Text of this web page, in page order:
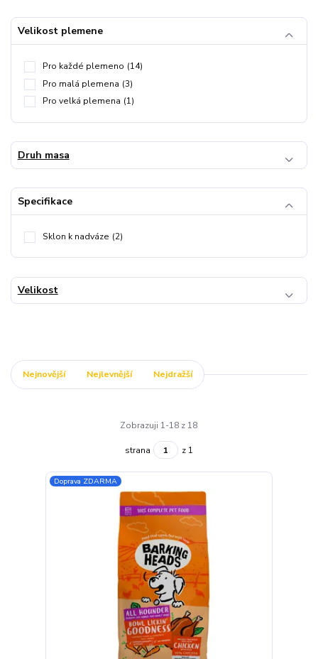
Velikost plemene
Pro každé plemeno (14)
Pro malá plemena (3)
Pro velká plemena (1)
Druh masa
Specifikace
Sklon k nadváze (2)
Velikost
Nejnovější Nejlevnější Nejdražší
Zobrazuji 1-18 z 18
strana z 1
Doprava ZDARMA